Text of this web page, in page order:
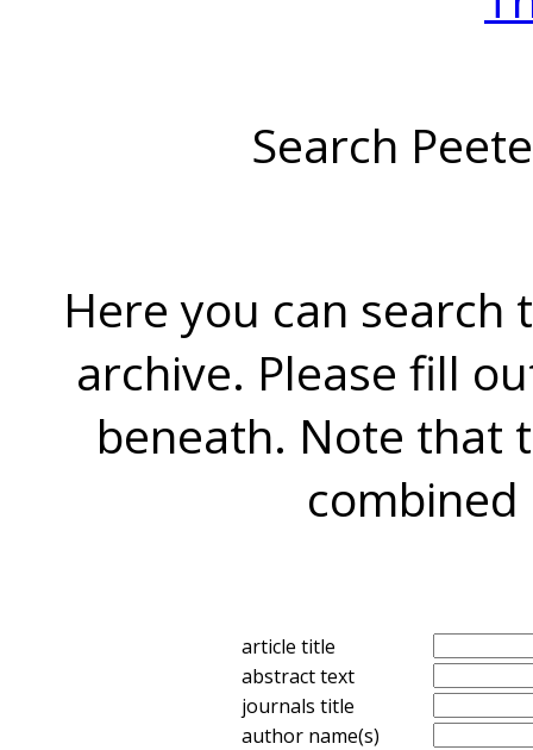
Search
Here you can search
archive. Please fill
beneath. Note that
combined
article title
abstract text
journals title
author name(s)